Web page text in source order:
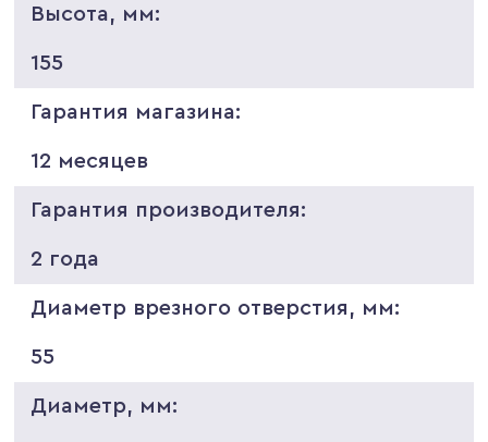
Высота, мм:
155
Гарантия магазина:
12 месяцев
Гарантия производителя:
2 года
Диаметр врезного отверстия, мм:
55
Диаметр, мм: